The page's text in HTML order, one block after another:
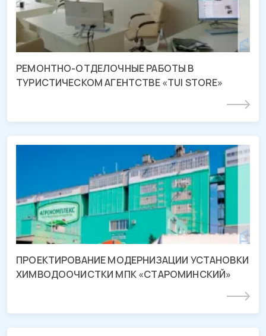
РЕМОНТНО-ОТДЕЛОЧНЫЕ РАБОТЫ В
ТУРИСТИЧЕСКОМ АГЕНТСТВЕ «TUI STORE»
г. Краснодар, ул. Петра - Метальникова
Подробнее
ПРОЕКТИРОВАНИЕ МОДЕРНИЗАЦИИ УСТАНОВКИ
ХИМВОДООЧИСТКИ МПК «СТАРОМИНСКИЙ»
Проект МПК «Староминский»
Краснодарский край, ст-ца Староминская, ул.
Калинина
Подробнее